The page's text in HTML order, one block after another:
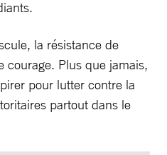
la résistance de
courage. Plus que jamais,
pour lutter contre la
partout dans le